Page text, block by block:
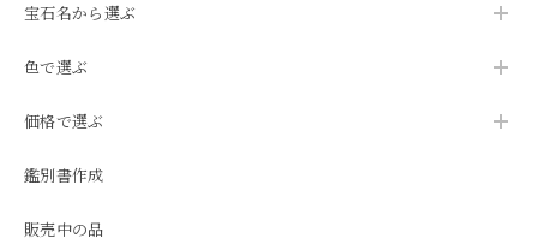
宝石名から選ぶ
色で選ぶ
価格で選ぶ
鑑別書作成
販売中の品